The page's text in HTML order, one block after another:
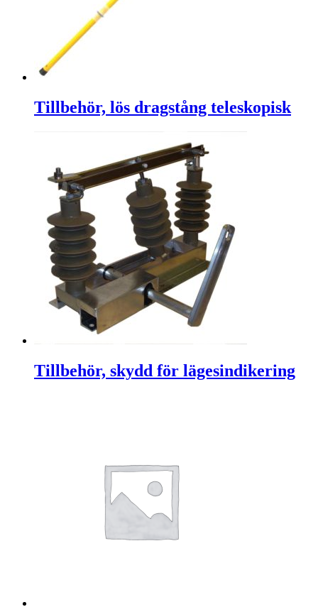
Tillbehör, lös dragstång teleskopisk
Tillbehör, skydd för lägesindikering